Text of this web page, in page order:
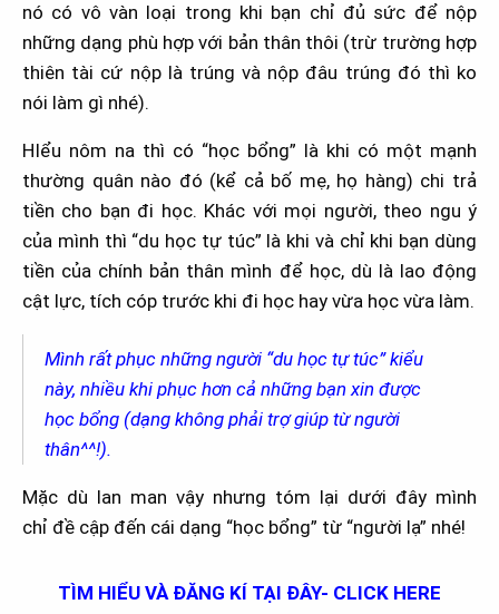
nó có vô vàn loại trong khi bạn chỉ đủ sức để nộp
những dạng phù hợp với bản thân thôi (trừ trường hợp
thiên tài cứ nộp là trúng và nộp đâu trúng đó thì ko
nói làm gì nhé).
HIểu nôm na thì có “học bổng” là khi có một mạnh
thường quân nào đó (kể cả bố mẹ, họ hàng) chi trả
tiền cho bạn đi học. Khác với mọi người, theo ngu ý
của mình thì “du học tự túc” là khi và chỉ khi bạn dùng
tiền của chính bản thân mình để học, dù là lao động
cật lực, tích cóp trước khi đi học hay vừa học vừa làm.
Mình rất phục những người “du học tự túc” kiểu
này, nhiều khi phục hơn cả những bạn xin được
học bổng (dạng không phải trợ giúp từ người
thân^^!).
Mặc dù lan man vậy nhưng tóm lại dưới đây mình
chỉ đề cập đến cái dạng “học bổng” từ “người lạ” nhé!
TÌM HIỂU VÀ ĐĂNG KÍ TẠI ĐÂY- CLICK HERE